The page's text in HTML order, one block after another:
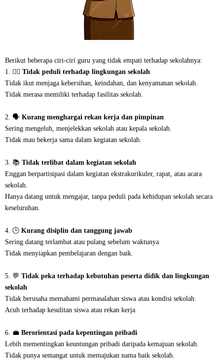
Berikut beberapa ciri-ciri guru yang tidak empati terhadap sekolahnya:
1. 🧍‍♂️ Tidak peduli terhadap lingkungan sekolah
Tidak ikut menjaga kebersihan, keindahan, dan kenyamanan sekolah.
Tidak merasa memiliki terhadap fasilitas sekolah.
2. 🗣️ Kurang menghargai rekan kerja dan pimpinan
Sering mengeluh, menjelekkan sekolah atau kepala sekolah.
Tidak mau bekerja sama dalam kegiatan sekolah.
3. 📚 Tidak terlibat dalam kegiatan sekolah
Enggan berpartisipasi dalam kegiatan ekstrakurikuler, rapat, atau acara
sekolah.
Hanya datang untuk mengajar, tanpa peduli pada kehidupan sekolah secara
keseluruhan.
4. 🕒 Kurang disiplin dan tanggung jawab
Sering datang terlambat atau pulang sebelum waktunya.
Tidak menyiapkan pembelajaran dengan baik.
5. 💬 Tidak peka terhadap kebutuhan peserta didik dan lingkungan
sekolah
Tidak berusaha memahami permasalahan siswa atau kondisi sekolah.
Acuh terhadap kesulitan siswa atau rekan kerja.
6. 💼 Berorientasi pada kepentingan pribadi
Lebih mementingkan keuntungan pribadi daripada kemajuan sekolah.
Tidak punya semangat untuk memajukan nama baik sekolah.